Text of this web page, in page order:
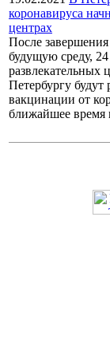
коронавируса
центрах
После
будущую среду,
развлекательных
Петербургу
вакцинации от
ближайшее время